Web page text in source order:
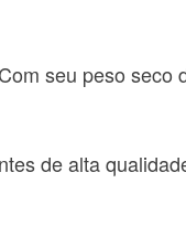
seu peso seco
de alta